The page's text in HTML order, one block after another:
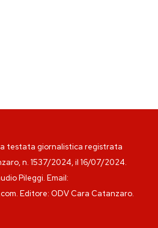
testata giornalistica registrata
n. 1537/2024, il 16/07/2024.
Pileggi. Email:
Editore: ODV Cara Catanzaro.